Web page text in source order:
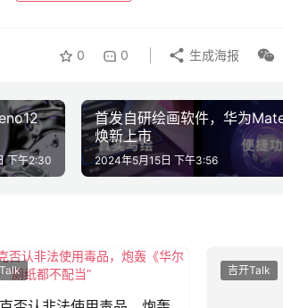
0 0 生成海报
下午2:30
首发自研绘画软件，华为
焕新上市
2024年5月15日 下午3:56
吉开Talk